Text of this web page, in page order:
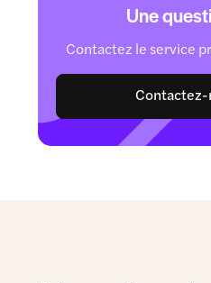
Une
Contactez le service
Contactez-